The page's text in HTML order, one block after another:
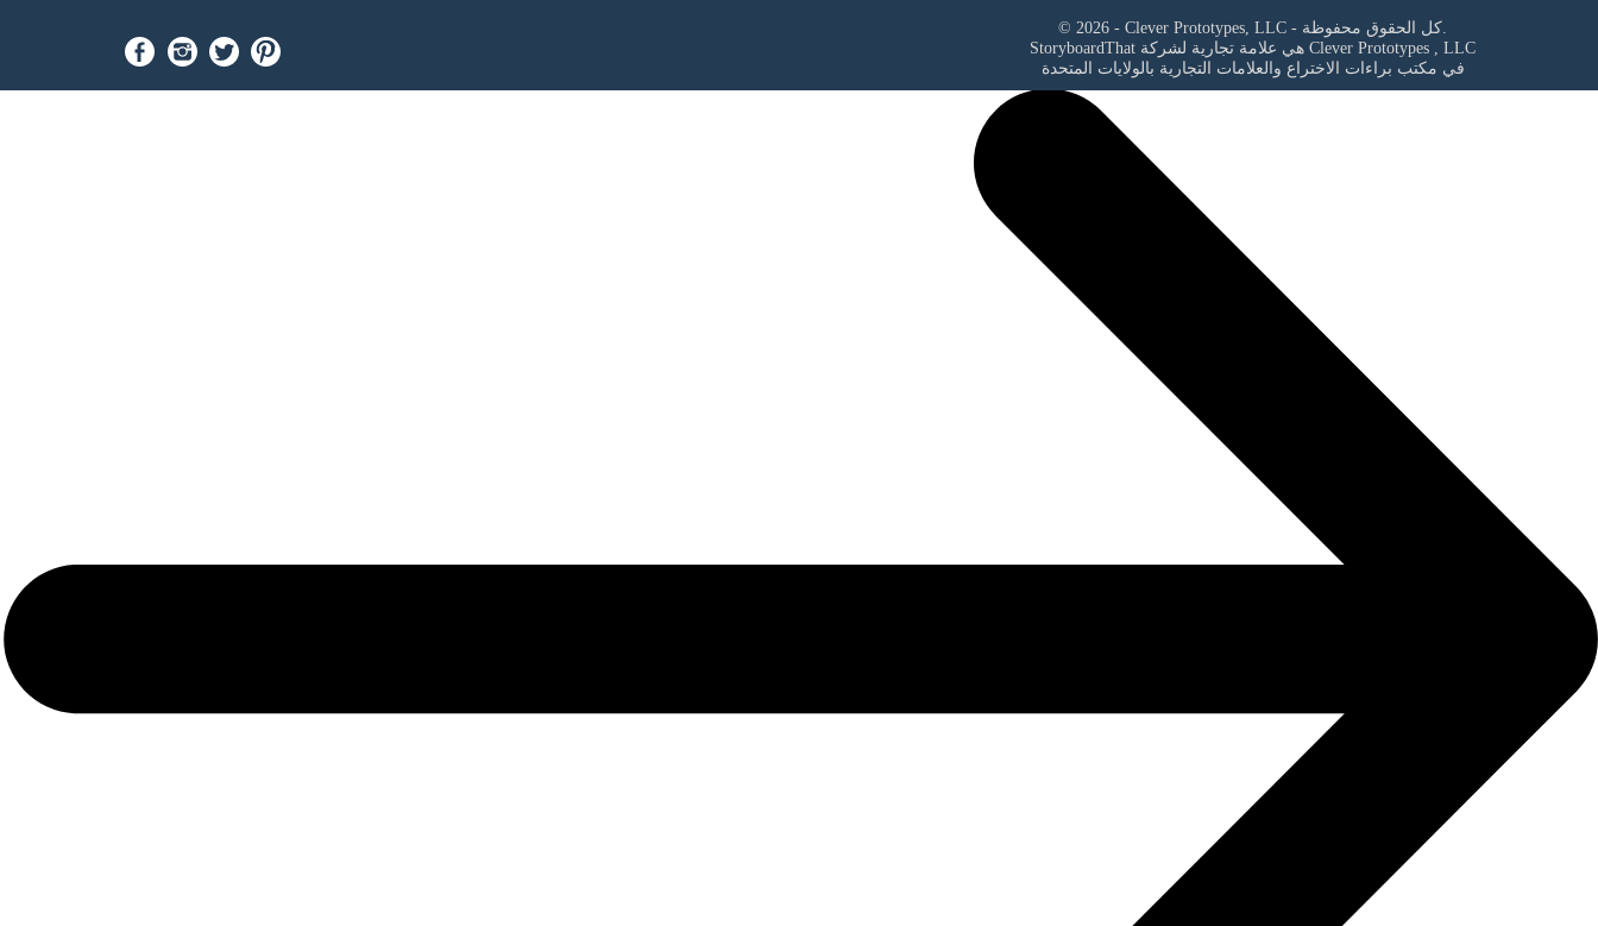
Clever Prototypes , LLC
في مكتب براءات الاختراع والعلامات التجارية بالولايات المتحدة